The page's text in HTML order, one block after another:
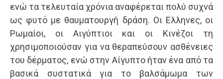
ενώ τα τελευταία χρόνια αναφέρεται πολύ συχνά
ως φυτό με θαυματουργή δράση. Οι Ελληνες, οι
Ρωμαίοι, οι Αιγύπτιοι και οι Κινέζοι τη
χρησιμοποιούσαν για να θεραπεύσουν ασθένειες
του δέρματος, ενώ στην Αίγυπτο ήταν ένα από τα
βασικά συστατικά για το βαλσάμωμα των